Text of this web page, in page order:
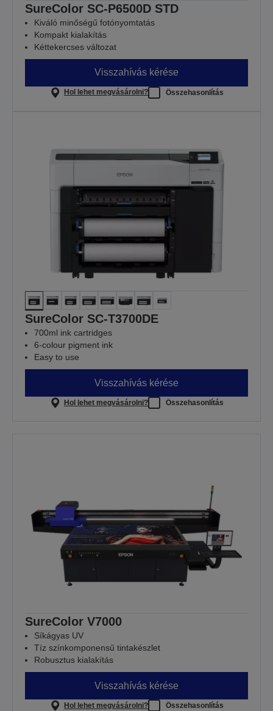
SureColor SC-P6500D STD
Kiváló minőségű fotónyomtatás
Kompakt kialakítás
Kéttekercses változat
Visszahívás kérése
Hol lehet megvásárolni? Összehasonlítás
SureColor SC-T3700DE
700ml ink cartridges
6-colour pigment ink
Easy to use
Visszahívás kérése
Hol lehet megvásárolni? Összehasonlítás
SureColor V7000
Síkágyas UV
Tíz színkomponensű tintakészlet
Robusztus kialakítás
Visszahívás kérése
Hol lehet megvásárolni? Összehasonlítás